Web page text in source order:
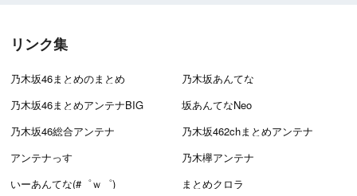
リンク集
乃木坂46まとめのまとめ
乃木坂あんてな
乃木坂46まとめアンテナBIG
坂あんてなNeo
乃木坂46総合アンテナ
乃木坂462chまとめアンテナ
アンテナっす
乃木欅アンテナ
いーあんてな(#゜ｗ゜)
まとめクロラ